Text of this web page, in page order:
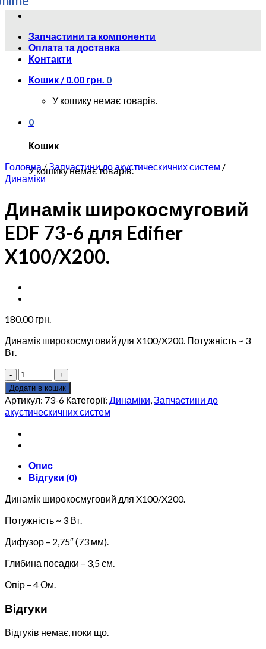
Skip
contentЗапчастини та компоненти
Оплата та доставка
Контакти
Кошик /0.00 грн. 0
У кошику немає товарів.
0
Кошик
У кошику немає товарів.
Головна /Запчастини до акустическичних систем /
Динаміки
Динамік широкосмуговий
EDF 73-6 для Edifier
X100/X200.
180.00грн.
Динамік широкосмуговий для X100/X200. Потужність ~ 3
Вт.
Динамік
широкосмуговий
EDF
73-
6
для
Edifier
кількість
Додати в кошик
Артикул: 73-6 Категорії: Динаміки,Запчастини до
акустическичних систем
Опис
Відгуки (0)
Динамік широкосмуговий для X100/X200.
Потужність ~ 3 Вт.
Дифузор – 2,75″ (73 мм).
Глибина посадки – 3,5 см.
Опір – 4 Ом.
Відгуки
Відгуків немає, поки що.